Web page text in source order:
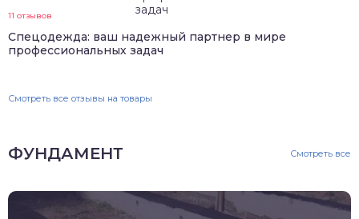
11 отзывов
Спецодежда: ваш надежный партнер в мире
профессиональных задач
Смотреть все отзывы на товары
ФУНДАМЕНТ Смотреть все